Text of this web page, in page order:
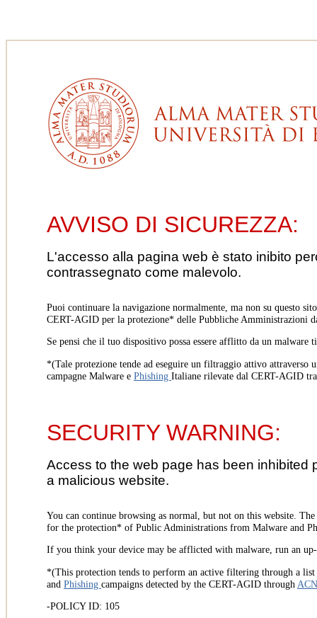
AVVISO DI SICUREZZA:
L'accesso alla pagina web è stato inibito
contrassegnato come malevolo.
Puoi continuare la navigazione normalmente, ma non su questo
CERT-AGID per la protezione* delle Pubbliche Amministrazioni
Se pensi che il tuo dispositivo possa essere afflitto da un
*(Tale protezione tende ad eseguire un filtraggio attivo
campagne Malware e Phishing Italiane rilevate dal CERT-AGID
SECURITY WARNING:
Access to the web page has been
a malicious website.
You can continue browsing as normal, but not on this website.
for the protection* of Public Administrations from Malware and
If you think your device may be afflicted with malware, run an
*(This protection tends to perform an active filtering through a
and Phishing campaigns detected by the CERT-AGID through
-POLICY ID: 105